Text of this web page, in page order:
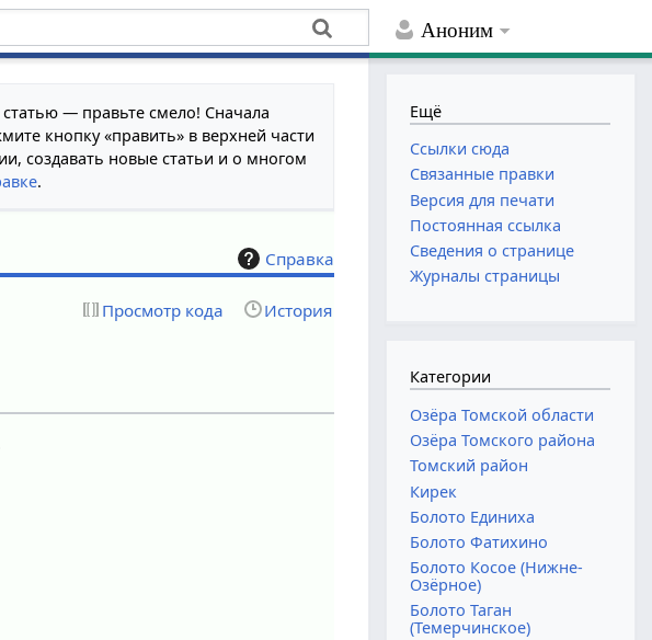
Аноним
— правьте смело! Сначала
кнопку «править» в верхней части
создавать новые статьи и о многом
.
Справка
Просмотр кода История
Ещё
Ссылки сюда
Связанные правки
Версия для печати
Постоянная ссылка
Сведения о странице
Журналы страницы
Категории
Озёра Томской области
Озёра Томского района
Томский район
Кирек
Болото Единиха
Болото Фатихино
Болото Косое (Нижне-
Озёрное)
Болото Таган
(Темерчинское)